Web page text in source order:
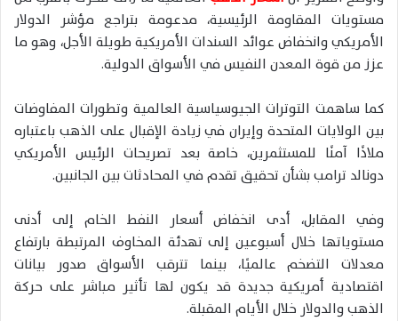
مستويات المقاومة الرئيسية، مدعومة بتراجع مؤشر الدولار
الأمريكي وانخفاض عوائد السندات الأمريكية طويلة الأجل، وهو ما
عزز من قوة المعدن النفيس في الأسواق الدولية.
كما ساهمت التوترات الجيوسياسية العالمية وتطورات المفاوضات
بين الولايات المتحدة وإيران في زيادة الإقبال على الذهب باعتباره
ملاذًا آمنًا للمستثمرين، خاصة بعد تصريحات الرئيس الأمريكي
دونالد ترامب بشأن تحقيق تقدم في المحادثات بين الجانبين.
وفي المقابل، أدى انخفاض أسعار النفط الخام إلى أدنى
مستوياتها خلال أسبوعين إلى تهدئة المخاوف المرتبطة بارتفاع
معدلات التضخم عالميًا، بينما تترقب الأسواق صدور بيانات
اقتصادية أمريكية جديدة قد يكون لها تأثير مباشر على حركة
الذهب والدولار خلال الأيام المقبلة.